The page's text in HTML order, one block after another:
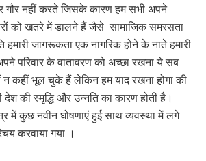
गौर नहीं करते जिसके कारण हम सभी अपने
को खतरे में डालने हैं जैसे सामाजिक समरसता
हमारी जागरूकता एक नागरिक होने के नाते हमारी
परिवार के वातावरण को अच्छा रखना ये सब
कहीं भूल चुके हैं लेकिन हम याद रखना होगा की
की स्मृद्धि और उन्नति का कारण होती है।
में कुछ नवीन घोषणाएं हुई साथ व्यवस्था में लगे
करवाया गया ।